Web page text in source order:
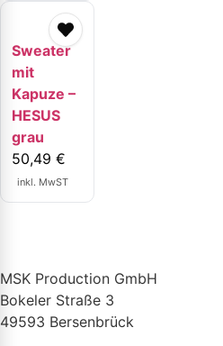
Sweater
mit
Kapuze –
HESUS
grau
50,49 €
inkl. MwST
MSK Production GmbH
Bokeler Straße 3
49593 Bersenbrück